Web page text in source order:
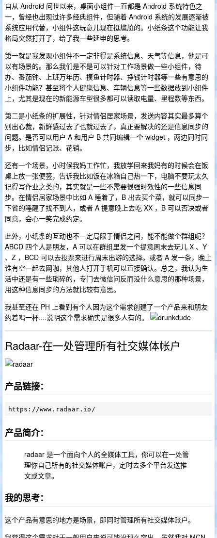
自从 Android 问世以来，桌面小组件一直都是 Android 系统特色之
一，曾经也出现过许多经典组件，但随着 Android 系统的发展逐渐被
系统应用代替，小组件这玩意儿现在挺尴尬的。小纸条这个功能让我
格局突然打开了，给了我一些延申的思考。
第一就是我发现小组件不一定非得是系统信息、天气等信息，他是可
以有场景的。那么我们是不是可以针对工作场景做一些小组件，待
办、番茄钟、上班万年历、摸鱼计时器、挣钱计时器等一些有意思的
小组件功能？甚至将个人健康信息、车辆信息等一些数据放到小组件
上，尤其是现在的新能源车型很多都可以读取电量、里程数等东西。
第二是小纸条的扩展性，针对情侣居家场景，发送内容其实最多算个
别出心裁，新鲜感过去了也就过去了，真正要解决的还是信息同步的
问题。是否可以用户 A 和用户 B 共同编辑一个 widget ，两边同时同
步，比如情侣记账、花销。
还有一个场景，小时候我妈工作忙，我放学回来我妈有的时候会在饭
桌上放一张便签，告诉我比如饭在冰箱自己热一下，电脑不要玩太久
记得写作业之类的，其实就是一些不需要很强时效性的一些信息同
步。在情侣居家场景中比如 A 睡着了，B 出去买个菜，就可以同步一
下省的睡醒了找不到人，或者 A 提意晚上去吃 XX ，B 可以否决或者
同意，会心一笑完成约定。
此外，小纸条的互动也不一定局限于情侣之间，能不能做个群组呢？
ABCD 四个人是朋友，A 可以在群组里发一个提意周末去玩儿 X 、Y
、Z ，BCD 可以去投票来进行周末出游的选择。或者 A 发一条，晚上
谁有空一起去网咖，其他人打开手机可以直接确认。总之，我认为生
活中还是有一些琐碎的，专门去微信问反而没什么意思的那种场景，
用这种信息同步的方法就比较有意思。
我甚至还在 PH 上看到有个人因为这个需求创建了一个产品来和朋友
约着喝一杯....说明这个需求确实是很多人有的。
Radaar-在一处管理所有社交媒体帐户
产品链接：
产品简介：
radaar 是一个面向个人的全媒体工具，你可以在一处管
理你自己所有的社交媒体账户，定时去多个平台发送推
文或文章。
我的思考：
这个产品有意思的地方是场景，即同时管理所有社交媒体账户。